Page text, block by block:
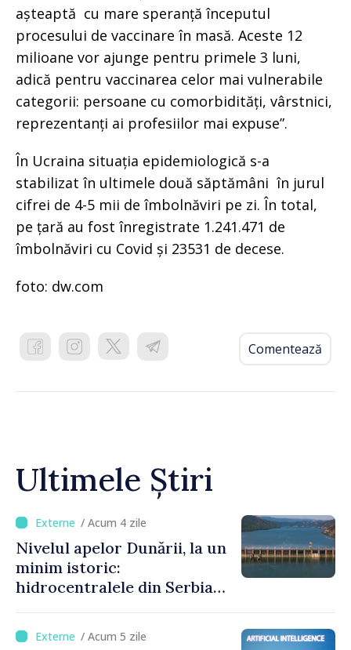
așteaptă cu mare speranță începutul
procesului de vaccinare în masă. Aceste 12
milioane vor ajunge pentru primele 3 luni,
adică pentru vaccinarea celor mai vulnerabile
categorii: persoane cu comorbidități, vârstnici,
reprezentanți ai profesiilor mai expuse”.
În Ucraina situația epidemiologică s-a
stabilizat în ultimele două săptămâni în jurul
cifrei de 4-5 mii de îmbolnăviri pe zi. În total,
pe țară au fost înregistrate 1.241.471 de
îmbolnăviri cu Covid și 23531 de decese.
foto: dw.com
Comentează
Ultimele Știri
/ Acum 4 zile
Nivelul apelor Dunării, la un
minim istoric:
hidrocentralele din Serbia
capacitate
/ Acum 5 zile